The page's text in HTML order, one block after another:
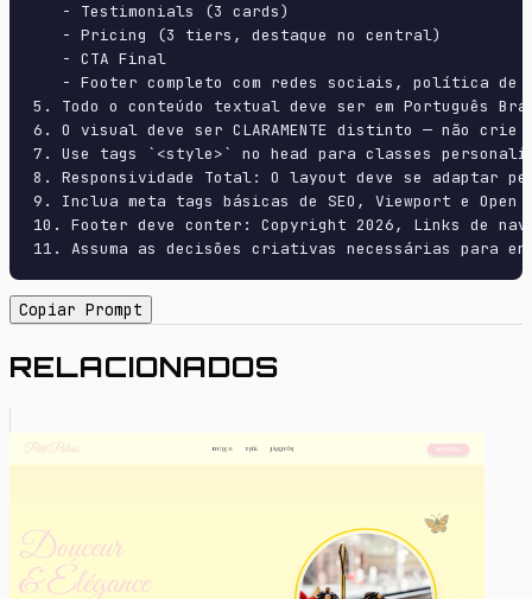
   - Testimonials (3 cards)
   - Pricing (3 tiers, destaque no central)
   - CTA Final
- Footer completo com redes sociais, política
5. Todo o conteúdo textual deve ser em Português
6. O visual deve ser CLARAMENTE distinto — não
7. Use tags `<style>` no head para classes
8. Responsividade Total: O layout deve se adaptar
9. Inclua meta tags básicas de SEO, Viewport e Open
10. Footer deve conter: Copyright 2026, Links de
11. Assuma as decisões criativas necessárias para
Copiar Prompt
RELACIONADOS